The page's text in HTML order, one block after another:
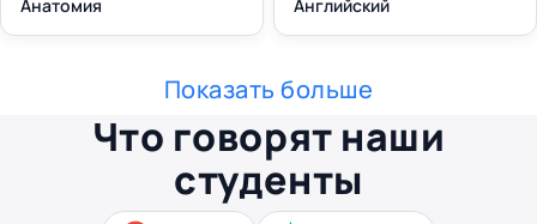
Анатомия Английский
Показать больше
Что говорят наши
студенты